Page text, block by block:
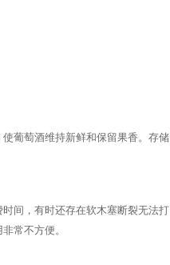
葡萄酒维持新鲜和保留果香。存储
间，有时还存在软木塞断裂无法打
常不方便。